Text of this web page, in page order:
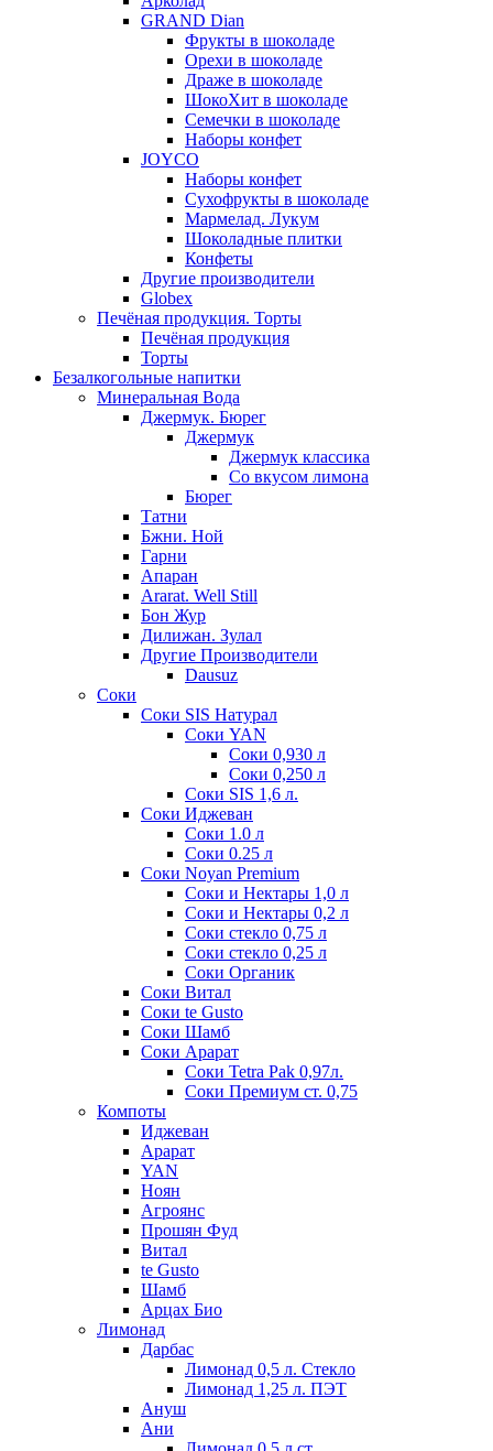
GRAND Dian
Фрукты в шоколаде
Орехи в шоколаде
Драже в шоколаде
ШокоХит в шоколаде
Семечки в шоколаде
Наборы конфет
JOYCO
Наборы конфет
Сухофрукты в шоколаде
Мармелад. Лукум
Шоколадные плитки
Конфеты
Другие производители
Globex
Печёная продукция. Торты
Печёная продукция
Торты
Безалкогольные напитки
Минеральная Вода
Джермук. Бюрег
Джермук
Джермук классика
Со вкусом лимона
Бюрег
Татни
Бжни. Ной
Гарни
Апаран
Ararat. Well Still
Бон Жур
Дилижан. Зулал
Другие Производители
Dausuz
Соки
Соки SIS Натурал
Соки YAN
Соки 0,930 л
Соки 0,250 л
Соки SIS 1,6 л.
Соки Иджеван
Соки 1.0 л
Соки 0.25 л
Соки Noyan Premium
Соки и Нектары 1,0 л
Соки и Нектары 0,2 л
Соки стекло 0,75 л
Соки стекло 0,25 л
Соки Органик
Соки Витал
Соки te Gusto
Соки Шамб
Соки Арарат
Соки Tetra Pak 0,97л.
Соки Премиум ст. 0,75
Компоты
Иджеван
Арарат
YAN
Ноян
Агроянс
Прошян Фуд
Витал
te Gusto
Шамб
Арцах Био
Лимонад
Дарбас
Лимонад 0,5 л. Стекло
Лимонад 1,25 л. ПЭТ
Ануш
Ани